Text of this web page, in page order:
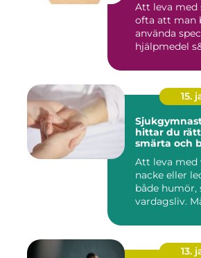
Att leva med
ofta att man
använda
hjälpmedel
15.
Sjukgymnast
hittar du
smärta och
Att leva med
nacke eller
både humör,
vardagsliv.
13.